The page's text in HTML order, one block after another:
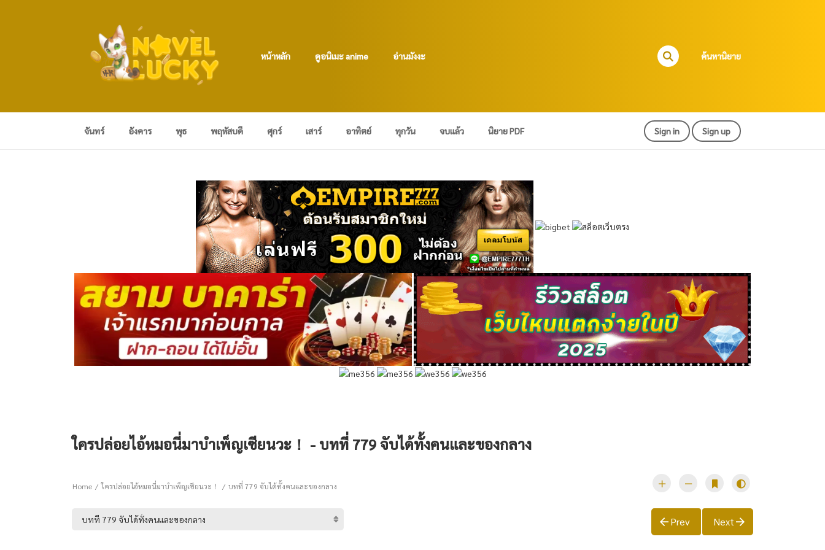
หน้าหลัก ดูอนิเมะ anime อ่านมังงะ ค้นหานิยาย
จันทร์ อังคาร พุธ พฤหัสบดี ศุกร์ เสาร์ อาทิตย์ ทุกวัน จบแล้ว นิยาย PDF Sign in Sign up
ใครปล่อยไอ้หมอนี่มาบำเพ็ญเซียนวะ！ - บทที่ 779 จับได้ทั้งคนและของกลาง
Home ใครปล่อยไอ้หมอนี่มาบำเพ็ญเซียนวะ！ บทที่ 779 จับได้ทั้งคนและของกลาง
Prev Next